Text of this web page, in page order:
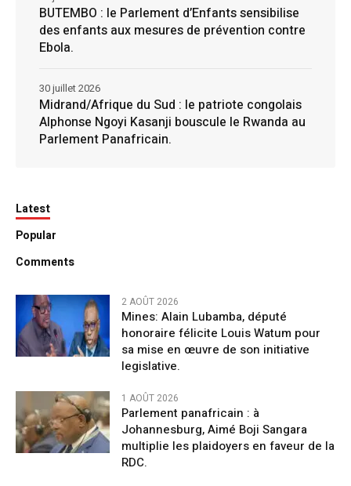
BUTEMBO : le Parlement d’Enfants sensibilise
des enfants aux mesures de prévention contre
Ebola.
Midrand/Afrique du Sud : le patriote congolais
Alphonse Ngoyi Kasanji bouscule le Rwanda au
Parlement Panafricain.
30 juillet 2026
Latest
Popular
Comments
2 AOÛT 2026
Mines: Alain Lubamba, député
honoraire félicite Louis Watum pour
sa mise en œuvre de son initiative
legislative.
1 AOÛT 2026
Parlement panafricain : à
Johannesburg, Aimé Boji Sangara
multiplie les plaidoyers en faveur de la
RDC.